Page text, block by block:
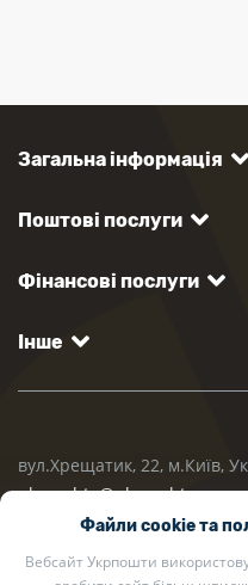
Загальна інформація
Поштові послуги
Фінансові послуги
Інше
вул.Хрещатик, 22, м.Київ,
ukrposhta@ukrposhta.ua
Файли cookie та
Вебсайт Укрпошти